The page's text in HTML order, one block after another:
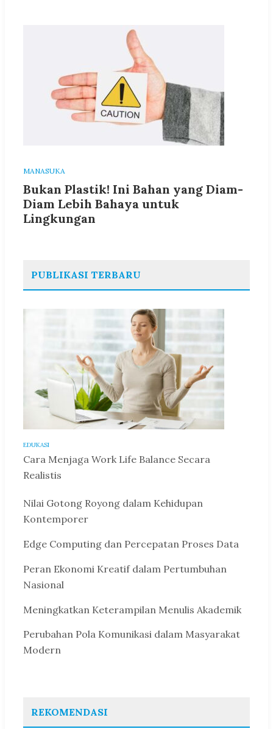
MANASUKA
Bukan Plastik! Ini Bahan yang Diam-
Diam Lebih Bahaya untuk
Lingkungan
PUBLIKASI TERBARU
EDUKASI
Cara Menjaga Work Life Balance Secara
Realistis
Nilai Gotong Royong dalam Kehidupan
Kontemporer
Edge Computing dan Percepatan Proses Data
Peran Ekonomi Kreatif dalam Pertumbuhan
Nasional
Meningkatkan Keterampilan Menulis Akademik
Perubahan Pola Komunikasi dalam Masyarakat
Modern
REKOMENDASI